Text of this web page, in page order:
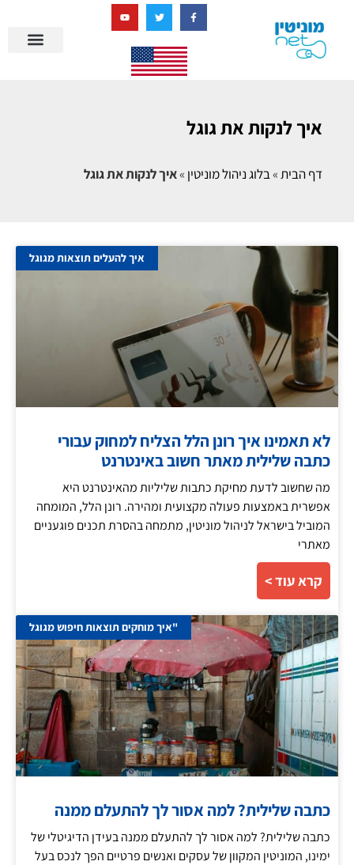
איך לנקות את גוגל
דף הבית»בלוג ניהול מוניטין »איך לנקות את גוגל
איך להעלים תוצאות מגוגל
לא תאמינו איך רונן הלל הצליח למחוק עבורי
כתבה שלילית מאתר חשוב באינטרנט
מה שחשוב לדעת מחיקת כתבות שליליות מהאינטרנט היא
אפשרית באמצעות פעולה מקצועית ומהירה. רונן הלל, המומחה
המוביל בישראל לניהול מוניטין, מתמחה בהסרת תכנים פוגעניים
מאתרי
קרא עוד >
"איך מוחקים תוצאות חיפוש מגוגל
כתבה שלילית? למה אסור לך להתעלם ממנה
כתבה שלילית? למה אסור לך להתעלם ממנה בעידן הדיגיטלי של
ימינו, המוניטין המקוון של עסקים ואנשים פרטיים הפך לנכס בעל